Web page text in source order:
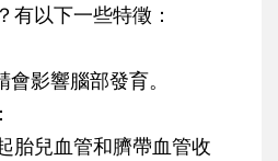
有以下一些特徵：
會影響腦部發育。
兒血管和臍帶血管收